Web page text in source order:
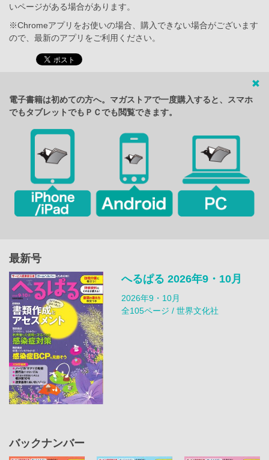
いページがある場合があります。
※Chromeアプリをお使いの場合、購入できない場合がございます
ので、最新のアプリをご利用ください。
電子書籍は初めての方へ。マガストアで一度購入すると、スマホ
でもタブレットでもＰＣでも閲覧できます。
最新号
へるぱる 2026年9・10月
2026年9・10月
全105ページ / 世界文化社
バックナンバー